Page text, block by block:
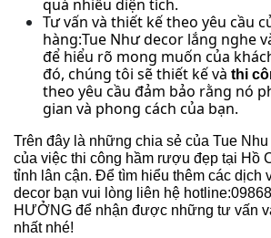
quá nhiều diện tích.
Tư vấn và thiết kế theo yêu cầu
hàng:Tue Như decor lắng nghe
để hiểu rõ mong muốn của
đó, chúng tôi sẽ thiết kế và thi
theo yêu cầu đảm bảo rằng nó
gian và phong cách của bạn.
Trên đây là những chia sẻ của Tue
của việc thi công hầm rượu đẹp tại Hồ
tỉnh lân cận. Để tìm hiểu thêm các dịch
decor bạn vui lòng liên hệ
HƯỞNG để nhận được những tư vấn
nhất nhé!